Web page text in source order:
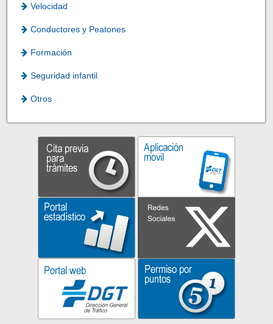
Velocidad
Conductores y Peatones
Formación
Seguridad infantil
Otros